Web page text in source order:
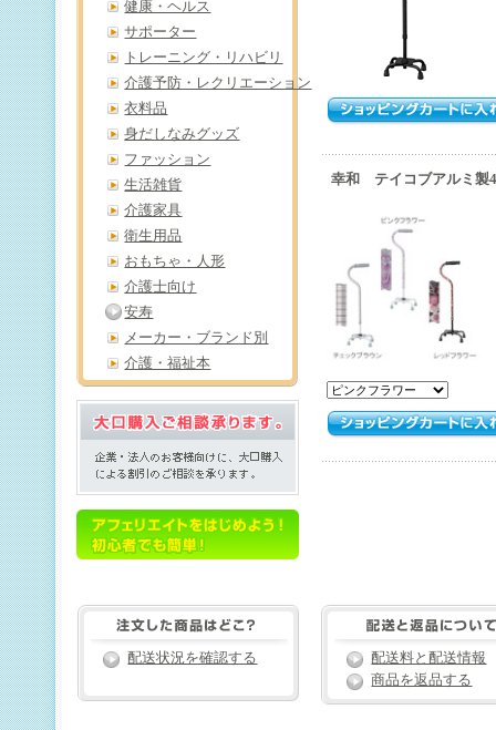
幸和 テイコブアルミ
健康・ヘルス
サポーター
トレーニング・リハビリ
介護予防・レクリエーション
衣料品
身だしなみグッズ
ファッション
生活雑貨
介護家具
衛生用品
おもちゃ・人形
介護士向け
安寿
メーカー・ブランド別
介護・福祉本
配送状況を確認する
配送料と配送情報
商品を返品する